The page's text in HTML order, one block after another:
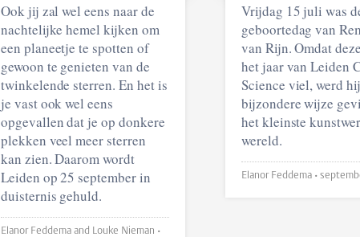
Ook jij zal wel eens naar de
nachtelijke hemel kijken om
een planeetje te spotten of
gewoon te genieten van de
twinkelende sterren. En het is
je vast ook wel eens
opgevallen dat je op donkere
plekken veel meer sterren
kan zien. Daarom wordt
Leiden op 25 september in
duisternis gehuld.
Elanor Feddema and Louke Nieman •
Vrijdag 15 juli was
geboortedag van
van Rijn. Omdat
het jaar van Leiden
Science viel, werd
bijzondere wijze
het kleinste
wereld.
Elanor Feddema •